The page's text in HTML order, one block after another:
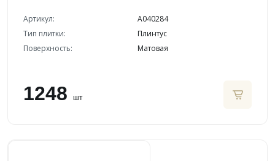
Артикул:
A040284
Тип плитки:
Плинтус
Поверхность:
Матовая
1248 шт